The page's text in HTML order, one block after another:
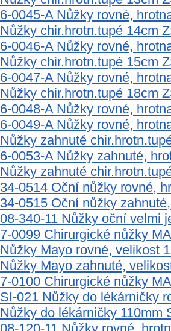
6-0045-A Nůžky rovné,
Nůžky chir.hrotn.tupé 14cm
6-0046-A Nůžky rovné,
Nůžky chir.hrotn.tupé 15cm
6-0047-A Nůžky rovné,
Nůžky chir.hrotn.tupé 18cm
6-0048-A Nůžky rovné,
6-0049-A Nůžky rovné,
Nůžky zahnuté
6-0053-A Nůžky zahnuté,
Nůžky zahnuté
34-0514 Oční nůžky rovné,
34-0515 Oční nůžky
08-340-11 Nůžky oční velmi
7-0099 Chirurgické nůžky
Nůžky Mayo rovné, velikost
Nůžky Mayo zahnuté,
7-0100 Chirurgické nůžky
SI-021 Nůžky do lékárničky
Nůžky do lékárničky 110mm